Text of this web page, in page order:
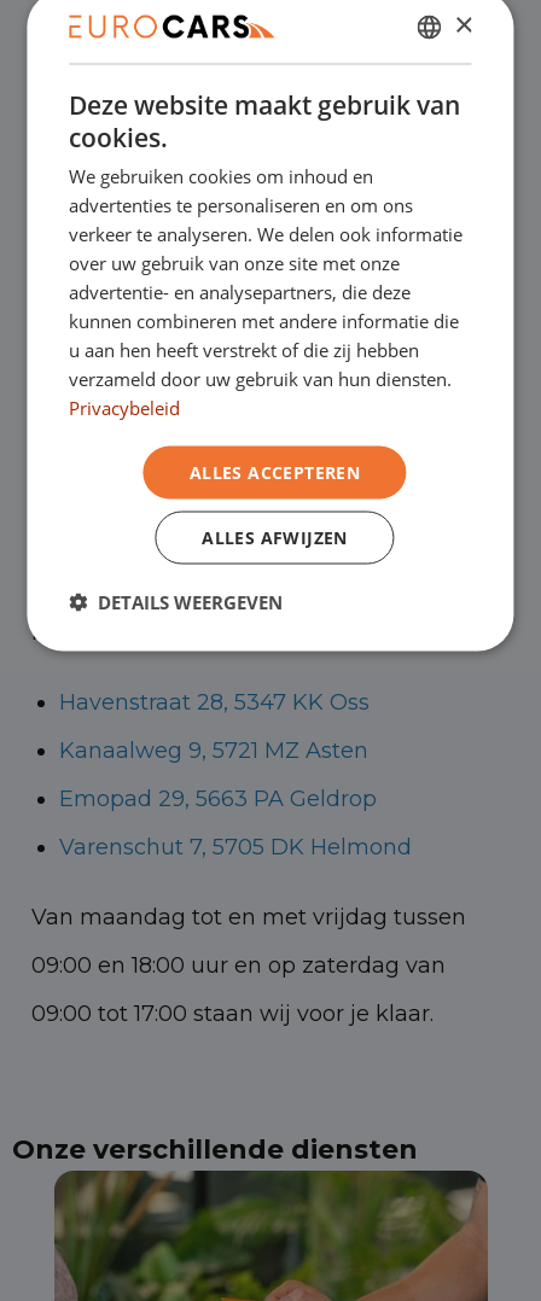
Financial lease – Soepele acceptatie
Gratis thuisbezorgd bij online aankoop
Onze showrooms
Je bent van harte welkom in een van onze
showrooms om de occasions te bekijken –
en natuurlijk voor een lekkere kop koffie!
kunt in Asten terecht voor onze
bedrijfswagens en in Oss, Geldrop en
bedrijfswagens.
Havenstraat 28, 5347 KK Oss
Kanaalweg 9, 5721 MZ Asten
Emopad 29, 5663 PA Geldrop
Varenschut 7, 5705 DK Helmond
Van maandag tot en met vrijdag tussen
09:00 en 18:00 uur en op zaterdag van
09:00 tot 17:00 staan wij voor je klaar.
Onze verschillende diensten
DUTCH
ENGLISH
×
Deze website maakt gebruik van
cookies.
We gebruiken cookies om inhoud en
advertenties te personaliseren en om ons
verkeer te analyseren. We delen ook informatie
over uw gebruik van onze site met onze
advertentie- en analysepartners, die deze
kunnen combineren met andere informatie die
u aan hen heeft verstrekt of die zij hebben
verzameld door uw gebruik van hun diensten.
Privacybeleid
ALLES ACCEPTEREN
ALLES AFWIJZEN
DETAILS WEERGEVEN